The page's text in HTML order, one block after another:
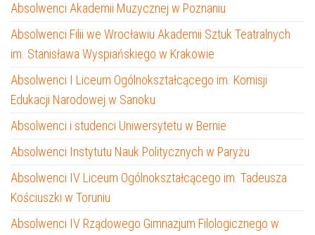
Absolwenci Akademii Muzycznej w Poznaniu
Absolwenci Filii we Wrocławiu Akademii Sztuk Teatralnych
im. Stanisława Wyspiańskiego w Krakowie
Absolwenci I Liceum Ogólnokształcącego im. Komisji
Edukacji Narodowej w Sanoku
Absolwenci i studenci Uniwersytetu w Bernie
Absolwenci Instytutu Nauk Politycznych w Paryżu
Absolwenci IV Liceum Ogólnokształcącego im. Tadeusza
Kościuszki w Toruniu
Absolwenci IV Rządowego Gimnazjum Filologicznego w